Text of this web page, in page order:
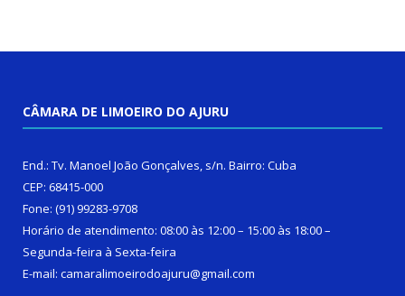
CÂMARA DE LIMOEIRO DO AJURU
End.: Tv. Manoel João Gonçalves, s/n. Bairro: Cuba
CEP: 68415-000
Fone: (91) 99283-9708
Horário de atendimento: 08:00 às 12:00 – 15:00 às 18:00 –
Segunda-feira à Sexta-feira
E-mail: camaralimoeirodoajuru@gmail.com